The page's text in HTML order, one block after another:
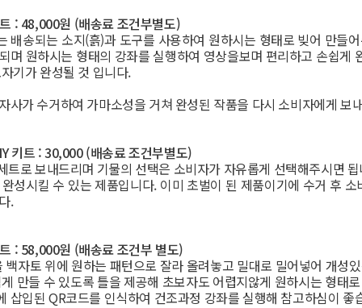
: 48,000원 (배송료 조건부별도)
배송되는 소지(흙)과 도구를 사용하여 원하시는 형태로 빚어 만들
며 원하시는 형태의 강좌를 실행하여 영상을보며 편리하고 손쉽
기가 완성될 것 입니다.
사가 수거하여 가마소성을 거쳐 완성된 작품을 다시 소비자에게 보
키트 :30,000 (배송료 조건부별도)
트로 보내드리며 기물의 선택은 소비자가 자유롭게 선택해주시면
성시킬 수 있는 제품입니다. 이미 초벌이 된 제품이기에 수거 후
.
: 58,000원 (배송료 조건부 별도)
백자토 위에 원하는 패턴으로 잘라 올려놓고 밀대로 밀어넣어 개성
만들 수 있도록 틀을 제공해 초보자도 어렵지않게 원하시는 형태
삽입된 QR코드를 인식하여 건조과정 강좌를 실행해 참고하심이 좋